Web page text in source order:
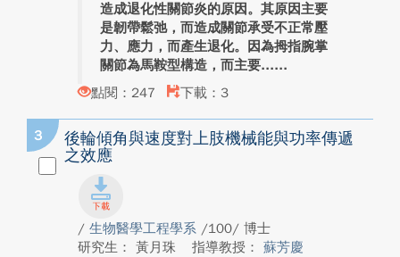
造成退化性關節炎的原因。其原因主要
是韌帶鬆弛，而造成關節承受不正常壓
力、應力，而產生退化。因為拇指腕掌
關節為馬鞍型構造，而主要...
點閱：247
下載：3
3
後輪傾角與速度對上肢機械能與功率傳遞
之效應
/ 生物醫學工程學系 /100/ 博士
研究生： 黃月珠
指導教授： 蘇芳慶